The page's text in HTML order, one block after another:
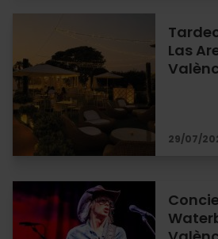
Las
29/07/